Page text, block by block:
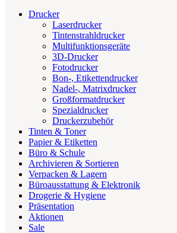
Drucker
Laserdrucker
Tintenstrahldrucker
Multifunktionsgeräte
3D-Drucker
Fotodrucker
Bon-, Etikettendrucker
Nadel-, Matrixdrucker
Großformatdrucker
Spezialdrucker
Druckerzubehör
Tinten & Toner
Papier & Etiketten
Büro & Schule
Archivieren & Sortieren
Verpacken & Lagern
Büroausstattung & Elektronik
Drogerie & Hygiene
Präsentation
Aktionen
Sale